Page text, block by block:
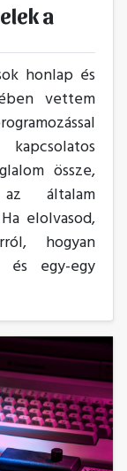
a
honlap és
vettem
össze,
általam
elolvasod,
hogyan
és egy-egy